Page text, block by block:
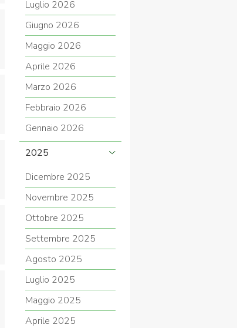
COVID-19
Link Federazione Trasparente
Luglio 2026
Giugno 2026
Maggio 2026
Aprile 2026
Marzo 2026
Febbraio 2026
Gennaio 2026
2025
Dicembre 2025
Novembre 2025
Ottobre 2025
Settembre 2025
Agosto 2025
Luglio 2025
Maggio 2025
Aprile 2025